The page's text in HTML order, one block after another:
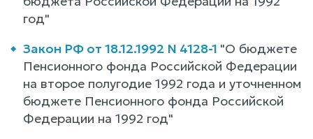
год"
Закон РФ от 18.12.1992 N 4128-1 "О бюджете
Пенсионного фонда Российской Федерации
на второе полугодие 1992 года и уточненном
бюджете Пенсионного фонда Российской
Федерации на 1992 год"